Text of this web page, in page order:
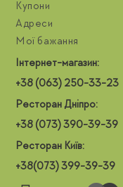
Купони
Адреси
Мої бажання
Інтернет-магазин:
+38 (063) 250-33-23
Ресторан Дніпро:
+38 (073) 390-39-39
Ресторан Київ:
+38(073) 399-39-39